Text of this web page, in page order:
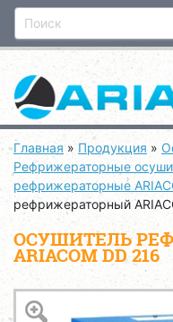
Главная » Продукция »
Рефрижераторные
рефрижераторные
рефрижераторный
ОСУШИТЕЛЬ
ARIACOM DD 216